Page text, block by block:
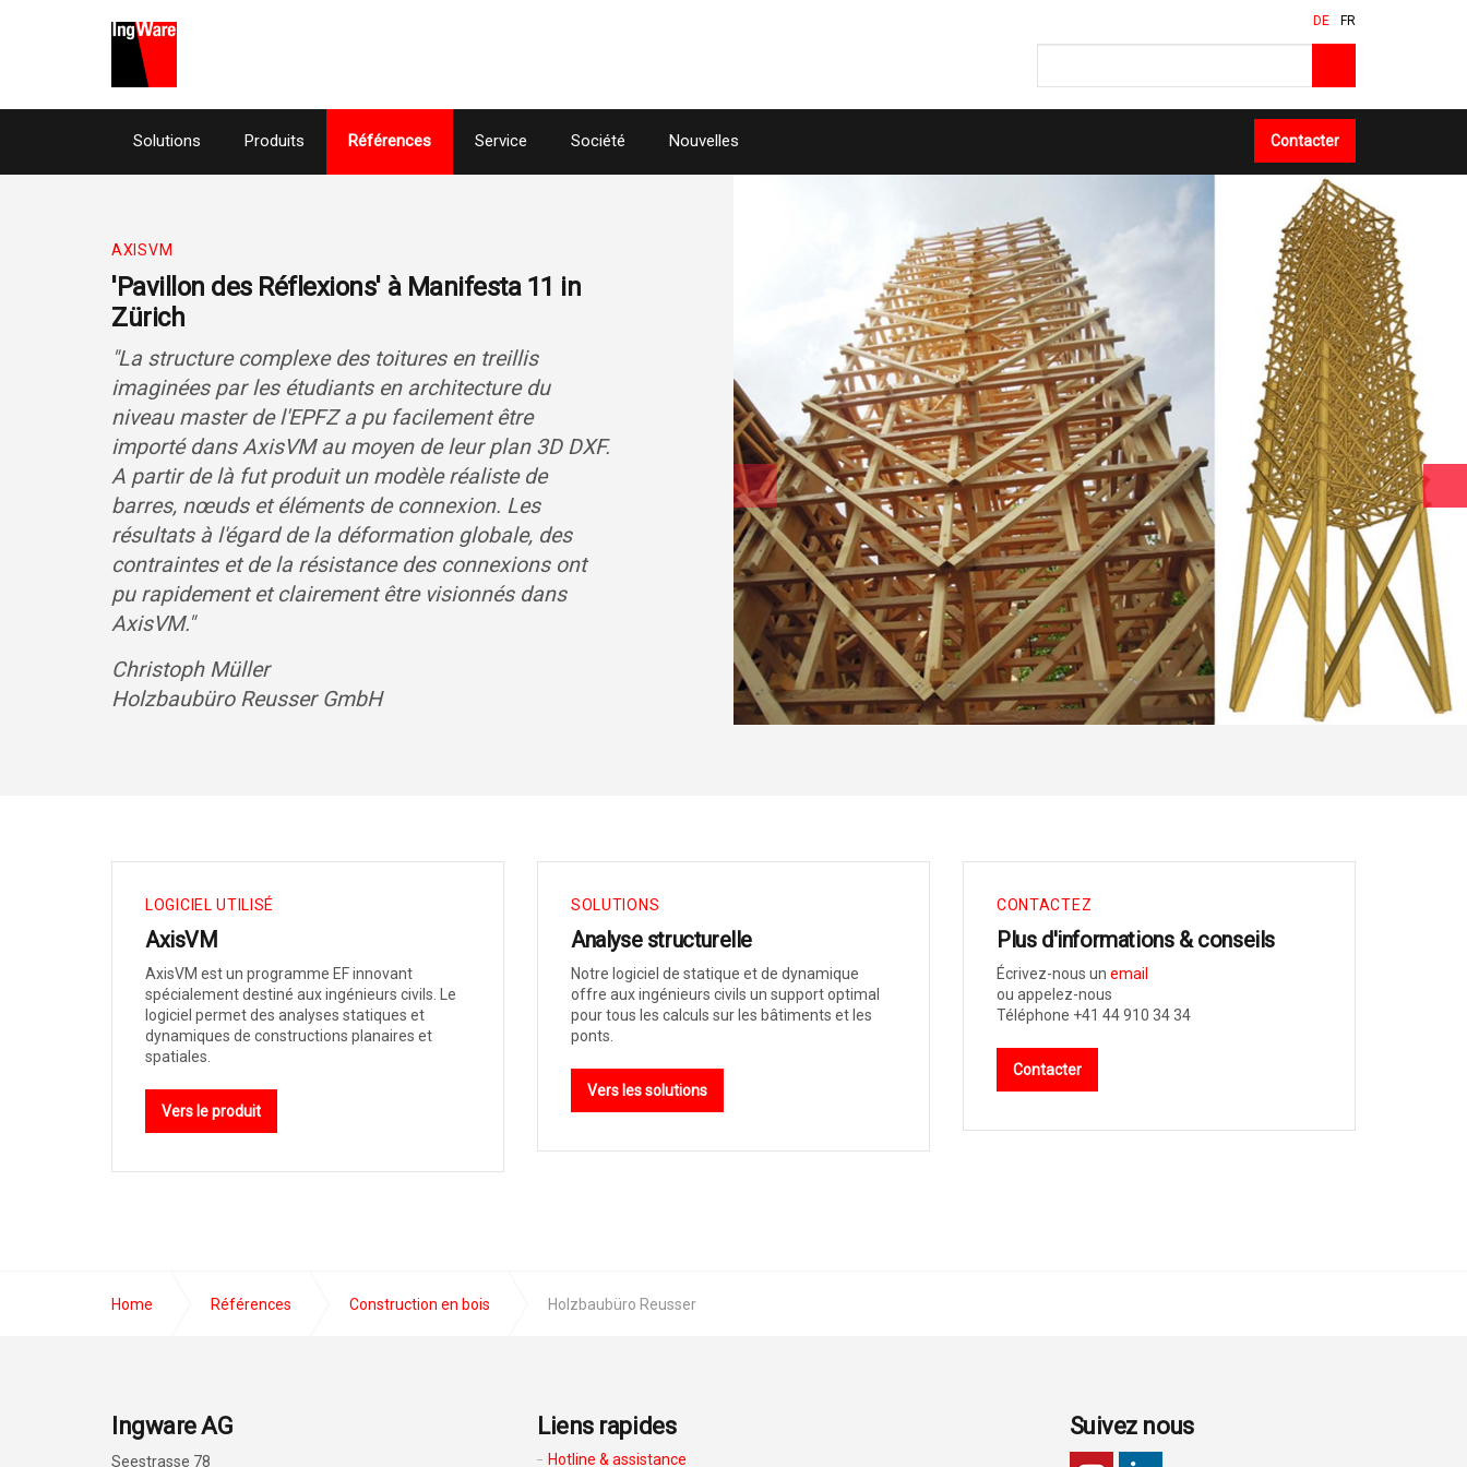
Contacter
Solutions Produits Références Service Société Nouvelles
DE FR
AXISVM
'Pavillon des Réflexions' à Manifesta 11 in
Zürich
"La structure complexe des toitures en treillis
imaginées par les étudiants en architecture du
niveau master de l'EPFZ a pu facilement être
importé dans AxisVM au moyen de leur plan 3D DXF.
A partir de là fut produit un modèle réaliste de
barres, nœuds et éléments de connexion. Les
résultats à l'égard de la déformation globale, des
contraintes et de la résistance des connexions ont
pu rapidement et clairement être visionnés dans
AxisVM."
Christoph Müller
Holzbaubüro Reusser GmbH
LOGICIEL UTILISÉ
AxisVM
AxisVM est un programme EF innovant
spécialement destiné aux ingénieurs civils. Le
logiciel permet des analyses statiques et
dynamiques de constructions planaires et
spatiales.
Vers le produit
SOLUTIONS
Analyse structurelle
Notre logiciel de statique et de dynamique
offre aux ingénieurs civils un support optimal
pour tous les calculs sur les bâtiments et les
ponts.
Vers les solutions
CONTACTEZ
Plus d'informations & conseils
Écrivez-nous un email
ou appelez-nous
Téléphone +41 44 910 34 34
Contacter
Home Références Construction en bois Holzbaubüro Reusser
Ingware AG
Seestrasse 78
Liens rapides
Hotline & assistance
Suivez nous